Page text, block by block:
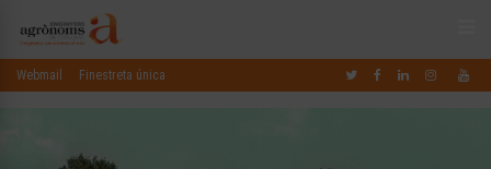
Webmail Finestreta única